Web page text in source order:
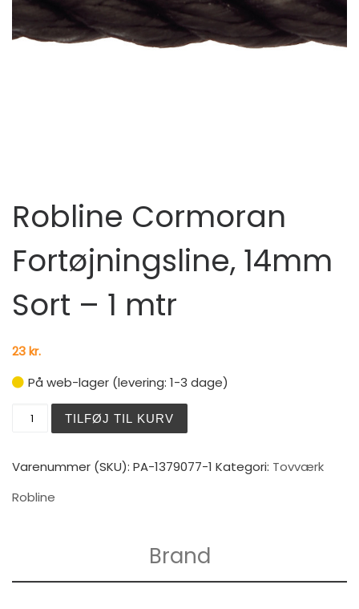
Robline Cormoran
Fortøjningsline, 14mm
Sort – 1 mtr
23kr.
På web-lager (levering: 1-3 dage)
TILFØJ TIL KURV
Varenummer (SKU): PA-1379077-1 Kategori: Tovværk
Robline
Brand